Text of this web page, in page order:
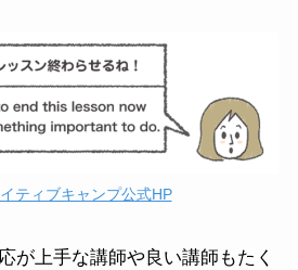
ティブキャンプ公式HP
が上手な講師や良い講師もたく